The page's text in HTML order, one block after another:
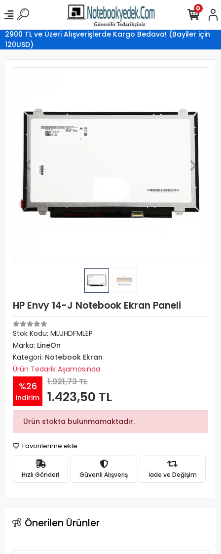
2900 TL ve Üzeri Alışverişlerde Kargo Bedava! (Bayiler için
120USD)
0
HP Envy 14-J Notebook Ekran Paneli
Stok Kodu: MLUHDFMLEP
Marka: LineOn
Kategori: Notebook Ekran
Ürün Tedarik Aşamasında
%26
indirim
1.921,73 TL
1.423,50 TL
Ürün stokta bulunmamaktadır.
Favorilerime ekle
Hızlı Gönderi Güvenli Alışveriş İade ve Değişim
Önerilen Ürünler